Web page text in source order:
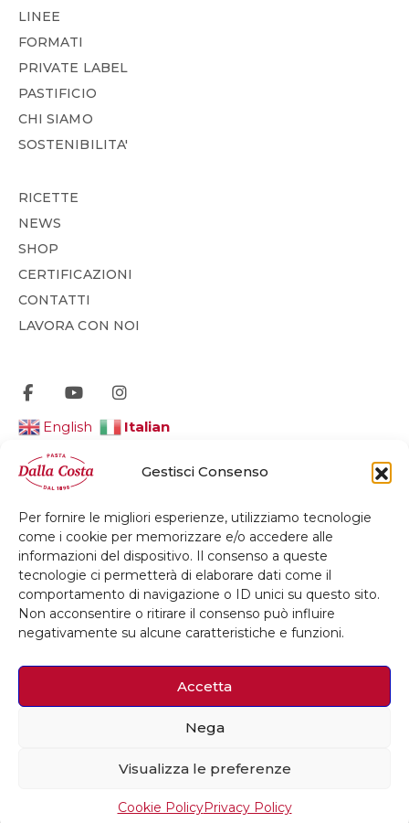
Gestisci Consenso
Per fornire le migliori esperienze, utilizziamo tecnologie
come i cookie per memorizzare e/o accedere alle
informazioni del dispositivo. Il consenso a queste
tecnologie ci permetterà di elaborare dati come il
comportamento di navigazione o ID unici su questo sito.
Non acconsentire o ritirare il consenso può influire
negativamente su alcune caratteristiche e funzioni.
Accetta
Nega
Visualizza le preferenze
Cookie PolicyPrivacy Policy
LINEE
FORMATI
PRIVATE LABEL
PASTIFICIO
CHI SIAMO
SOSTENIBILITA'
RICETTE
NEWS
SHOP
CERTIFICAZIONI
CONTATTI
LAVORA CON NOI
English Italian
© 2026 Dalla Costa Alimentare Srl
Privacy Policy Cookie Policy Credits
Whistleblowing Accessibilità